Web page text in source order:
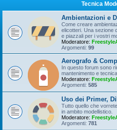
Tecnica
Ambientazioni e
Come creare
elicotteri. Una sezione
e piazzali per i vostri
Moderatore:
Argomenti: 99
Aerografo &
In questo forum sono
mantenimento e
Moderatore:
Argomenti: 585
Uso dei Primer,
Tutto quello che
in ambito modellistico.
Moderatore:
Argomenti: 781